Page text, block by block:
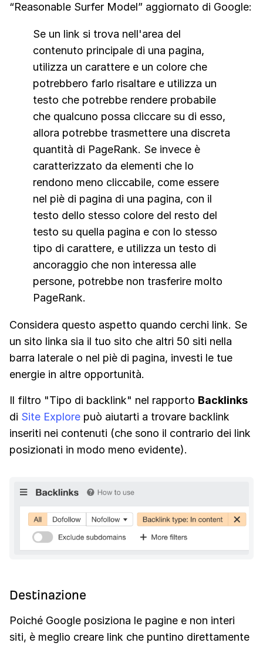
“Reasonable Surfer Model” aggiornato di Google:
Se un link si trova nell'area del
contenuto principale di una pagina,
utilizza un carattere e un colore che
potrebbero farlo risaltare e utilizza un
testo che potrebbe rendere probabile
che qualcuno possa cliccare su di esso,
allora potrebbe trasmettere una discreta
quantità di PageRank. Se invece è
caratterizzato da elementi che lo
rendono meno cliccabile, come essere
nel piè di pagina di una pagina, con il
testo dello stesso colore del resto del
testo su quella pagina e con lo stesso
tipo di carattere, e utilizza un testo di
ancoraggio che non interessa alle
persone, potrebbe non trasferire molto
PageRank.
Considera questo aspetto quando cerchi link. Se
un sito linka sia il tuo sito che altri 50 siti nella
barra laterale o nel piè di pagina, investi le tue
energie in altre opportunità.
Il filtro "Tipo di backlink" nel rapporto Backlinks
di Site Explore può aiutarti a trovare backlink
inseriti nei contenuti (che sono il contrario dei link
posizionati in modo meno evidente).
Destinazione
Poiché Google posiziona le pagine e non interi
siti, è meglio creare link che puntino direttamente